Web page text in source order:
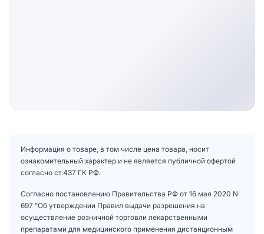
Информация о товаре, в том числе цена товара, носит
ознакомительный характер и не является публичной офертой
согласно ст.437 ГК РФ.
Согласно постановлению Правительства РФ от 16 мая 2020 N
697 "Об утверждении Правил выдачи разрешения на
осуществление розничной торговли лекарственными
препаратами для медицинского применения дистанционным